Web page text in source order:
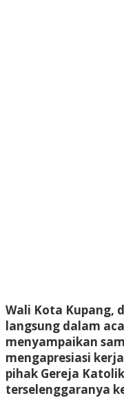
Wali Kota Kupang,
langsung dalam
menyampaikan
mengapresiasi
pihak Gereja
terselenggaranya